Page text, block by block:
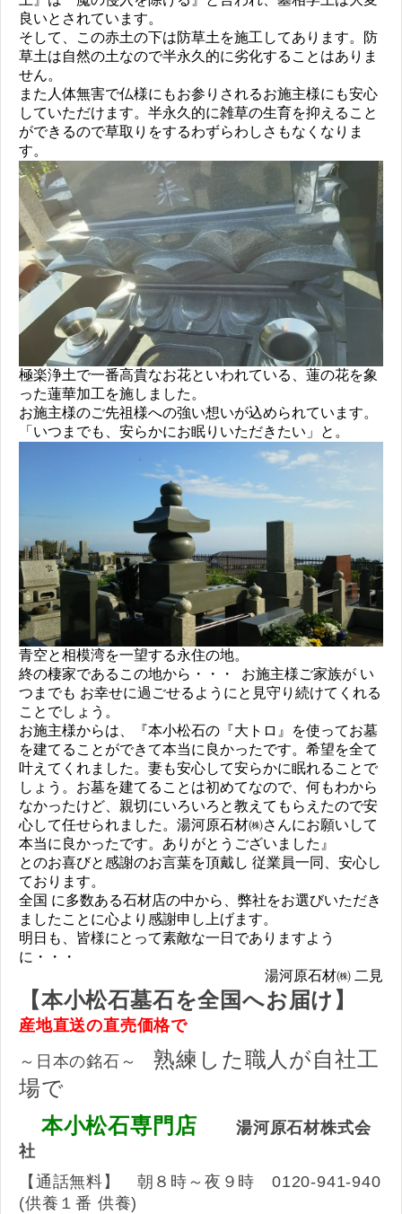
良いとされています。
そして、この赤土の下は防草土を施工してあります。防
草土は自然の土なので半永久的に劣化することはありま
せん。
また人体無害で仏様にもお参りされるお施主様にも安心
していただけます。半永久的に雑草の生育を抑えること
ができるので草取りをするわずらわしさもなくなりま
す。
極楽浄土で一番高貴なお花といわれている、蓮の花を象
った蓮華加工を施しました。
お施主様のご先祖様への強い想いが込められています。
「いつまでも、安らかにお眠りいただきたい」と。
青空と相模湾を一望する永住の地。
終の棲家であるこの地から・・・ お施主様ご家族が い
つまでも お幸せに過ごせるようにと見守り続けてくれる
ことでしょう。
お施主様からは、『本小松石の『大トロ』を使ってお墓
を建てることができて本当に良かったです。希望を全て
叶えてくれました。妻も安心して安らかに眠れることで
しょう。お墓を建てることは初めてなので、何もわから
なかったけど、親切にいろいろと教えてもらえたので安
心して任せられました。湯河原石材㈱さんにお願いして
本当に良かったです。ありがとうございました』
とのお喜びと感謝のお言葉を頂戴し 従業員一同、安心し
ております。
全国 に多数ある石材店の中から、弊社をお選びいただき
ましたことに心より感謝申し上げます。
明日も、皆様にとって素敵な一日でありますよう
に・・・
湯河原石材㈱ 二見
【本小松石墓石を全国へお届け】
産地直送の直売価格で
～日本の銘石～熟練した職人が自社工
場で
本小松石専門店
湯河原石材株式会
社
【通話無料】 朝８時～夜９時 0120-941-940
(供養１番 供養)